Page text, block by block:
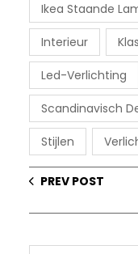
Ikea Staande
Interieur
Led-Verlichting
Scandinavisch
Stijlen
PREV POST